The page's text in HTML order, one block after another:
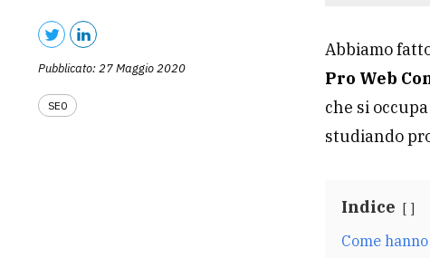
Pubblicato: 27 Maggio 2020
SEO
Abbiamo
Pro Web
che si
studiando
Indice
Come